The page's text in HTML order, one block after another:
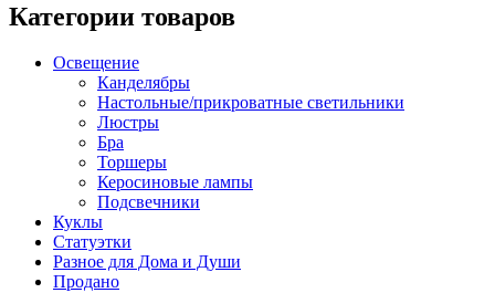
Категории товаров
Освещение
Канделябры
Настольные/прикроватные светильники
Люстры
Бра
Торшеры
Керосиновые лампы
Подсвечники
Куклы
Статуэтки
Разное для Дома и Души
Продано